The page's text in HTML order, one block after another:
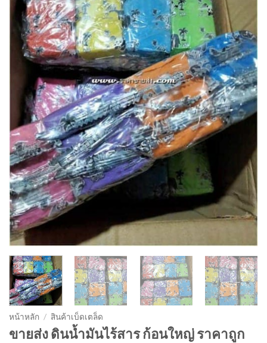
ติดตาม
หน้าหลัก / สินค้าเบ็ดเตล็ด
ขายส่ง ดินน้ำมันไร้สาร ก้อนใหญ่ ราคาถูก